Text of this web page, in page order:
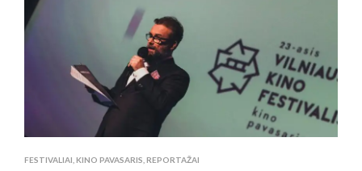
23-
IAJAME
„KINO
PAVASARYJE“
STEBINA
SAVO
ĮVAIROVE
FESTIVALIAI KINO PAVASARIS REPORTAŽAI